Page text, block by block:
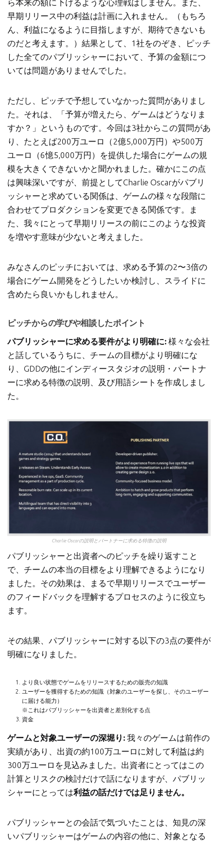
ら本来の額に下げるような心理戦はしません。また、
早期リリース中の利益は計画に入れません。（もちろ
ん、利益になるように目指しますが、期待できないも
のだと考えます。）結果として、1社をのぞき、ピッチ
した全てのパブリッシャーにおいて、予算の金額につ
いては問題がありませんでした。
ただし、ピッチで予想していなかった質問がありまし
た。それは、「予算が増えたら、ゲームはどうなりま
すか？」というものです。今回は3社からこの質問があ
り、たとえば200万ユーロ（2億5,000万円）や500万
ユーロ（6憶5,000万円）を提供した場合にゲームの規
模を大きくできないかと聞かれました。確かにこの点
は興味深いですが、前提としてCharlie Oscarがパブリ
ッシャーと求めている関係は、ゲームの様々な段階に
合わせてプロダクションを変更できる関係です。ま
た、我々にとって早期リリースの前にこのような投資
を増やす意味が少ないと考えました。
みなさんのピッチにおいては、求める予算の2〜3倍の
場合にゲーム開発をどうしたいか検討し、スライドに
含めたら良いかもしれません。
ピッチからの学びや相談したポイント
パブリッシャーに求める要件がより明確に: 様々な会社
と話しているうちに、チームの目標がより明確にな
り、GDDの他にインディースタジオの説明・パートナ
ーに求める特徴の説明、及び用語シートを作成しまし
た。
Charlie Oscarの説明とパートナーに求める特徴の説明
パブリッシャーと出資者へのピッチを繰り返すこと
で、チームの本当の目標をより理解できるようになり
ました。その効果は、まるで早期リリースでユーザー
のフィードバックを理解するプロセスのように役立ち
ます。
その結果、パブリッシャーに対する以下の3点の要件が
明確になりました。
より良い状態でゲームをリリースするための販売の知識
ユーザーを獲得するための知識（対象のユーザーを探し、そのユーザー
に届ける能力）
※これはパブリッシャーを出資者と差別化する点
資金
ゲームと対象ユーザーの深堀り: 我々のゲームは前作の
実績があり、出資の約100万ユーロに対して利益は約
300万ユーロを見込みました。出資者にとってはこの
計算とリスクの検討だけで話になりますが、パブリッ
シャーにとっては利益の話だけでは足りません。
パブリッシャーとの会話で気づいたことは、知見の深
いパブリッシャーはゲームの内容の他に、対象となる